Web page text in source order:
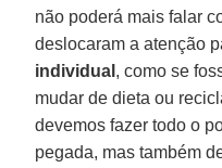
não poderá mais falar
deslocaram a atenção
individual , como se
mudar de dieta ou
devemos fazer todo o
pegada, mas também